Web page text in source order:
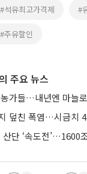
#석유최고가격제 #
#주유할인
주요 뉴스
가들…내년엔 마늘로